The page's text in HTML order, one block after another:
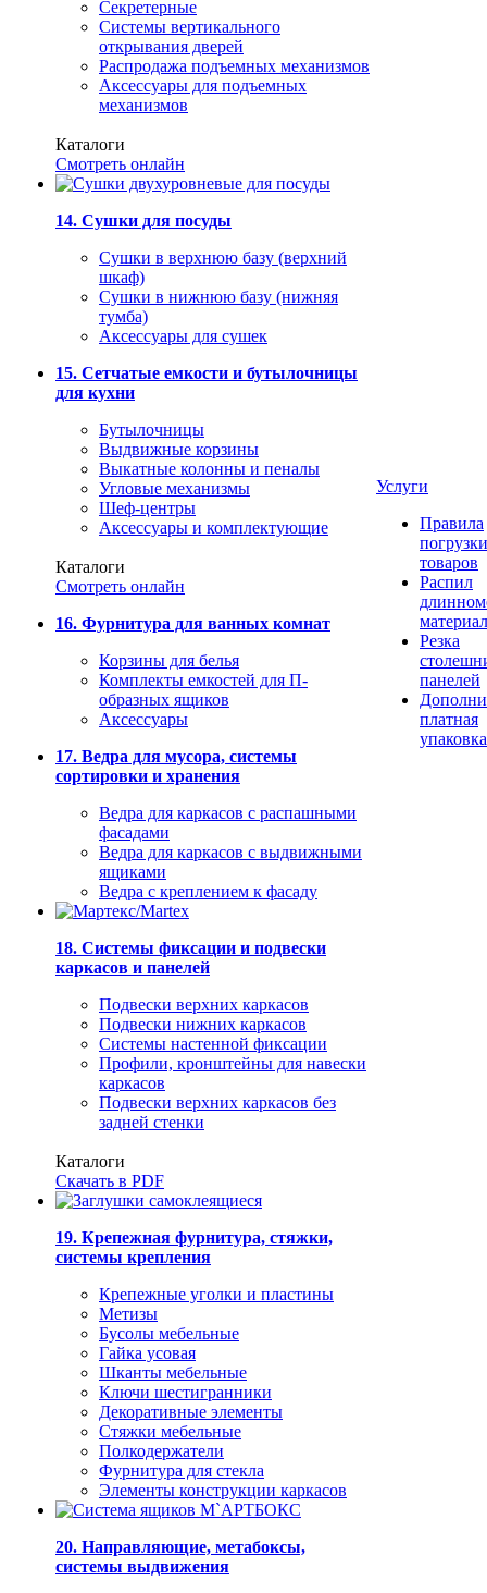
Секретерные
Системы вертикального
открывания дверей
Распродажа подъемных механизмов
Аксессуары для подъемных
механизмов
Каталоги
Смотреть онлайн
14. Сушки для посуды
Сушки в верхнюю базу (верхний
шкаф)
Сушки в нижнюю базу (нижняя
тумба)
Аксессуары для сушек
15. Сетчатые емкости и бутылочницы
для кухни
Бутылочницы
Выдвижные корзины
Выкатные колонны и пеналы
Угловые механизмы
Шеф-центры
Аксессуары и комплектующие
Каталоги
Смотреть онлайн
16. Фурнитура для ванных комнат
Корзины для белья
Комплекты емкостей для П-
образных ящиков
Аксессуары
17. Ведра для мусора, системы
сортировки и хранения
Ведра для каркасов с распашными
фасадами
Ведра для каркасов с выдвижными
ящиками
Ведра с креплением к фасаду
18. Системы фиксации и подвески
каркасов и панелей
Подвески верхних каркасов
Подвески нижних каркасов
Системы настенной фиксации
Профили, кронштейны для навески
каркасов
Подвески верхних каркасов без
задней стенки
Каталоги
Скачать в PDF
19. Крепежная фурнитура, стяжки,
системы крепления
Крепежные уголки и пластины
Метизы
Бусолы мебельные
Гайка усовая
Шканты мебельные
Ключи шестигранники
Декоративные элементы
Стяжки мебельные
Полкодержатели
Фурнитура для стекла
Элементы конструкции каркасов
20. Направляющие, метабоксы,
системы выдвижения
Услуги
Правила
погрузки
товаров
Распил
Резка
панелей
платная
упаковка